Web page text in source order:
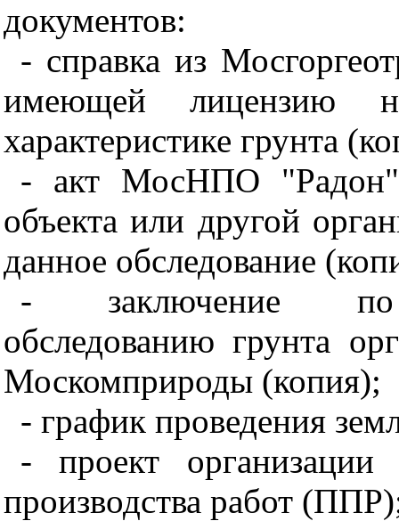
документов:
- справка из
имеющей лицензию
характеристике грунта
- акт МосНПО "Радон"
объекта или другой
данное обследование
- заключение по
обследованию грунта
Москомприроды (копия);
- график проведения
- проект организации
производства работ